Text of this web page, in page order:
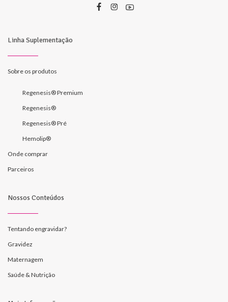
Linha Suplementação
Sobre os produtos
Regenesis® Premium
Regenesis®
Regenesis® Pré
Hemolip®
Onde comprar
Parceiros
Nossos Conteúdos
Tentando engravidar?
Gravidez
Maternagem
Saúde & Nutrição